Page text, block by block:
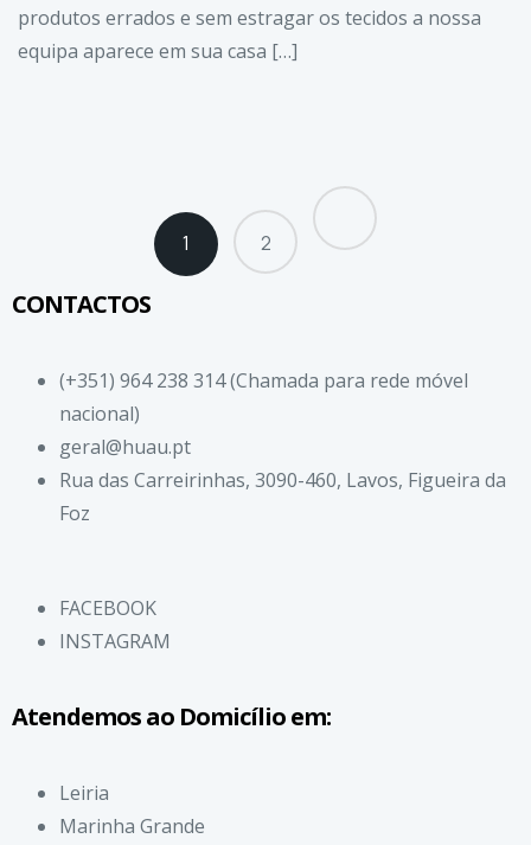
produtos errados e sem estragar os tecidos a nossa
equipa aparece em sua casa […]
1 2
CONTACTOS
(+351) 964 238 314 (Chamada para rede móvel
nacional)
geral@huau.pt
Rua das Carreirinhas, 3090-460, Lavos, Figueira da
Foz
FACEBOOK
INSTAGRAM
Atendemos ao Domicílio em:
Leiria
Marinha Grande